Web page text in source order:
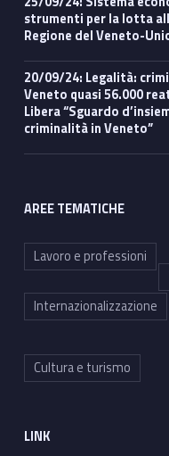
strumenti per la lotta
Regione del Veneto-
20/09/24: Legalità: crimine proliferato in pandemia, in
Veneto quasi 56.000
Libera “Sguardo
criminalità in Veneto”
AREE TEMATICHE
Lavoro e professioni
Internazionalizzazione
Cultura e turismo
LINK